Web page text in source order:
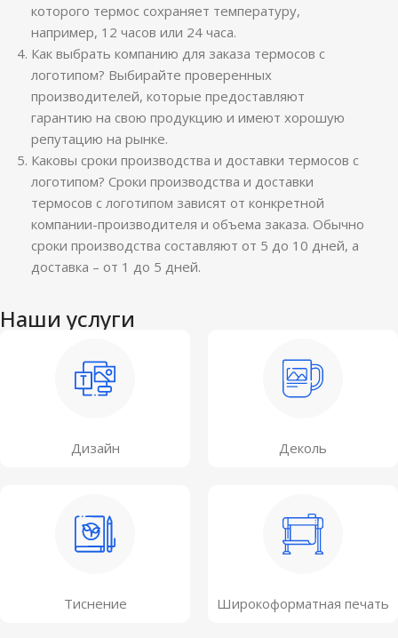
которого термос сохраняет температуру,
например, 12 часов или 24 часа.
Как выбрать компанию для заказа термосов с
логотипом? Выбирайте проверенных
производителей, которые предоставляют
гарантию на свою продукцию и имеют хорошую
репутацию на рынке.
Каковы сроки производства и доставки термосов с
логотипом? Сроки производства и доставки
термосов с логотипом зависят от конкретной
компании-производителя и объема заказа. Обычно
сроки производства составляют от 5 до 10 дней, а
доставка – от 1 до 5 дней.
Наши услуги
Дизайн Деколь
Тиснение Широкоформатная печать